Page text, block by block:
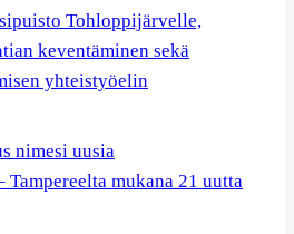
Tohloppijärvelle,
keventäminen sekä
yhteistyöelin
nimesi uusia
mukana 21 uutta